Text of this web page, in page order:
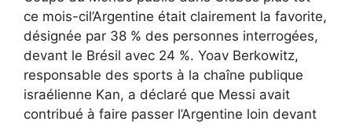
ce mois-cil’Argentine était clairement la favorite,
désignée par 38 % des personnes interrogées,
devant le Brésil avec 24 %. Yoav Berkowitz,
responsable des sports à la chaîne publique
israélienne Kan, a déclaré que Messi avait
contribué à faire passer l’Argentine loin devant